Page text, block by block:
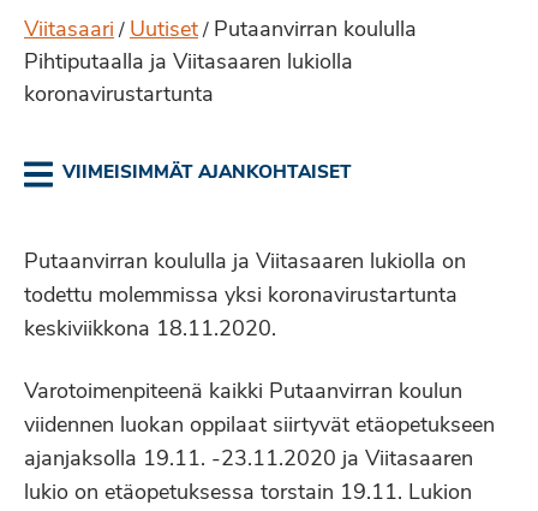
Viitasaari / Uutiset / Putaanvirran koululla
Pihtiputaalla ja Viitasaaren lukiolla
koronavirustartunta
VIIMEISIMMÄT AJANKOHTAISET
Putaanvirran koululla ja Viitasaaren lukiolla on
todettu molemmissa yksi koronavirustartunta
keskiviikkona 18.11.2020.
Varotoimenpiteenä kaikki Putaanvirran koulun
viidennen luokan oppilaat siirtyvät etäopetukseen
ajanjaksolla 19.11. -23.11.2020 ja Viitasaaren
lukio on etäopetuksessa torstain 19.11. Lukion